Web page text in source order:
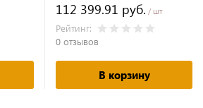
112 399.91 руб. / шт
Рейтинг:
0 отзывов
В корзину